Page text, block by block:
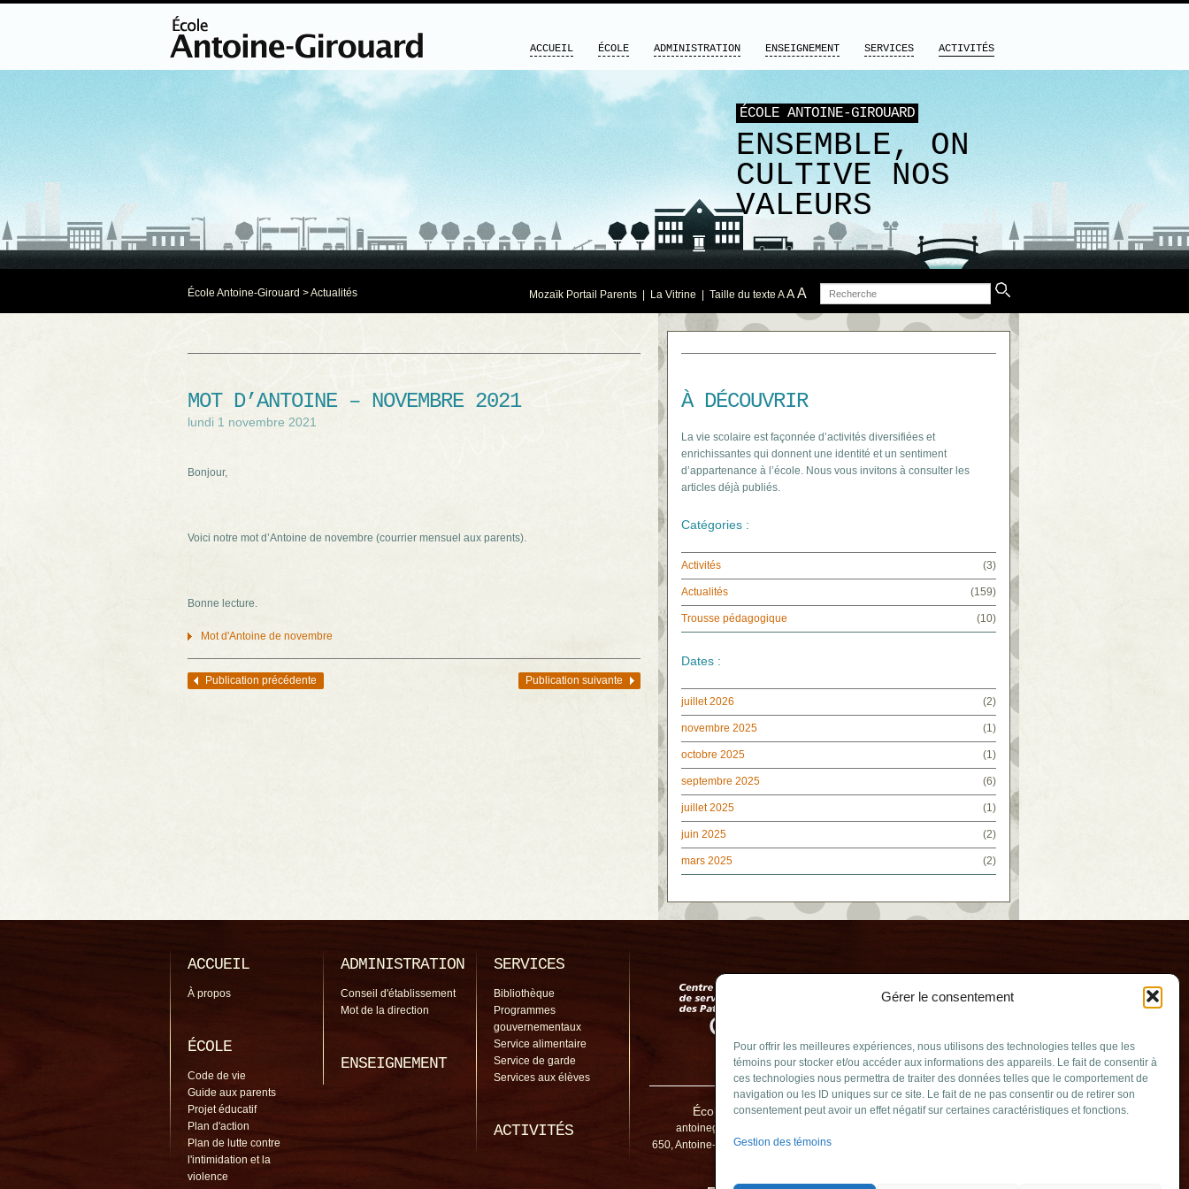
Gérer le consentement
Pour offrir les meilleures expériences, nous utilisons des technologies telles que les
témoins pour stocker et/ou accéder aux informations des appareils. Le fait de consentir à
ces technologies nous permettra de traiter des données telles que le comportement de
navigation ou les ID uniques sur ce site. Le fait de ne pas consentir ou de retirer son
consentement peut avoir un effet négatif sur certaines caractéristiques et fonctions.
Gestion des témoins
ÉCOLE ANTOINE-GIROUARD
ENSEMBLE, ON
CULTIVE NOS
VALEURS
ACCUEIL ÉCOLE ADMINISTRATION ENSEIGNEMENT SERVICES ACTIVITÉS
École Antoine-Girouard >Actualités Mozaïk Portail Parents La Vitrine | Taille du texte A AA Recherche
MOT D’ANTOINE – NOVEMBRE 2021
lundi 1 novembre 2021
Bonjour,
Voici notre mot d’Antoine de novembre (courrier mensuel aux parents).
Bonne lecture.
Mot d'Antoine de novembre
Navigation des articles
Publication précédente Publication suivante
À DÉCOUVRIR
La vie scolaire est façonnée d’activités diversifiées et
enrichissantes qui donnent une identité et un sentiment
d’appartenance à l’école. Nous vous invitons à consulter les
articles déjà publiés.
Catégories :
Activités (3)
Actualités (159)
Trousse pédagogique (10)
Dates :
juillet 2026 (2)
novembre 2025 (1)
octobre 2025 (1)
septembre 2025 (6)
juillet 2025 (1)
juin 2025 (2)
mars 2025 (2)
ACCUEIL
À propos
ÉCOLE
Code de vie
Guide aux parents
Projet éducatif
Plan d'action
Plan de lutte contre
l'intimidation et la
violence
ADMINISTRATION
Conseil d'établissement
Mot de la direction
ENSEIGNEMENT
SERVICES
Bibliothèque
Programmes
gouvernementaux
Service alimentaire
Service de garde
Services aux élèves
ACTIVITÉS
École Antoine-Girouard
antoinegirouard@cssp.gouv.qc.ca
650, Antoine-Girouard, Boucherville QC J4B